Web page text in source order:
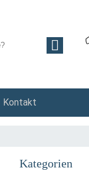
Kontakt
Kategorien